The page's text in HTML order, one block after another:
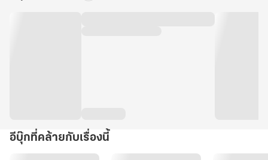
เพื่อก้าวขึ้นสู่จุดสูงสุดบนบัลลังก์เหนือมวลมนุษย์และภูตผี ในโลกที่ความ
อีบุ๊กที่คล้ายกับเรื่องนี้